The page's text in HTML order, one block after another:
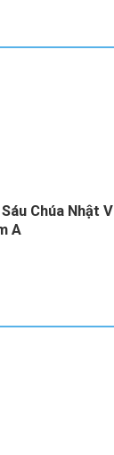
Chúa Nhật V
A